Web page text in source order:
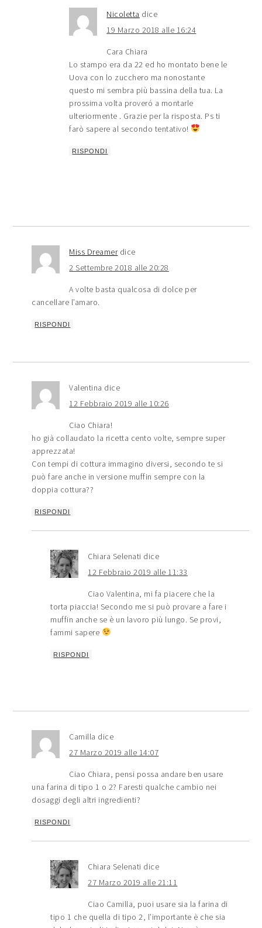
Nicoletta dice
19 Marzo 2018 alle 16:24
Cara Chiara
Lo stampo era da 22 ed ho montato bene le
Uova con lo zucchero ma nonostante
questo mi sembra più bassina della tua. La
prossima volta proveró a montarle
ulteriormente . Grazie per la risposta. Ps ti
farò sapere al secondo tentativo!
RISPONDI
Miss Dreamer dice
2 Settembre 2018 alle 20:28
A volte basta qualcosa di dolce per
cancellare l’amaro.
RISPONDI
Valentina dice
12 Febbraio 2019 alle 10:26
Ciao Chiara!
ho già collaudato la ricetta cento volte, sempre super
apprezzata!
Con tempi di cottura immagino diversi, secondo te si
può fare anche in versione muffin sempre con la
doppia cottura??
RISPONDI
Chiara Selenati dice
12 Febbraio 2019 alle 11:33
Ciao Valentina, mi fa piacere che la
torta piaccia! Secondo me si può provare a fare i
muffin anche se è un lavoro più lungo. Se provi,
fammi sapere
RISPONDI
Camilla dice
27 Marzo 2019 alle 14:07
Ciao Chiara, pensi possa andare ben usare
una farina di tipo 1 o 2? Faresti qualche cambio nei
dosaggi degli altri ingredienti?
RISPONDI
Chiara Selenati dice
27 Marzo 2019 alle 21:11
Ciao Camilla, puoi usare sia la farina di
tipo 1 che quella di tipo 2, l’importante è che sia